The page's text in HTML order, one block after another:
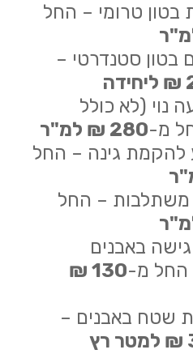
בטון טרומי – החל
בטון סטנדרטי –
נוי (לא כולל
מ-280 ₪ למ"ר
גינה – החל
משתלבות – החל
גישה באבנים
החל מ-
130 ₪
שטח באבנים –